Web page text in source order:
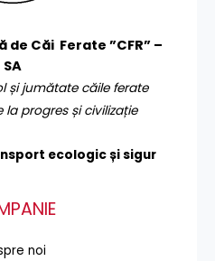
Căi Ferate ”CFR” –
SA
și jumătate căile ferate
progres și civilizație
ecologic și sigur
noi